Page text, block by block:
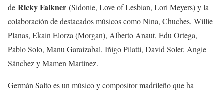
de Ricky Falkner (Sidonie, Love of Lesbian, Lori Meyers) y la
colaboración de destacados músicos como Nina, Chuches, Willie
Planas, Ekain Elorza (Morgan), Alberto Anaut, Edu Ortega,
Pablo Solo, Manu Garaizabal, Iñigo Pilatti, David Soler, Angie
Sánchez y Mamen Martínez.
Germán Salto es un músico y compositor madrileño que ha